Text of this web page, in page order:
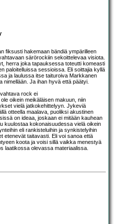
fiksusti hakemaan bändiä ympärilleen
särörockiin sekoittelevaa visiota.
herra joka tapauksessa toteutti komeasti
paloitelluissa sessioissa. Eli soittajia kyllä
ja laulussa itse taituroiva Markkanen
nimellään. Ja ihan hyvä että päätyi.
rock ei
oikein meikäläisen makuun, niin
vielä jatkokehittelyyn. Jykeviä
otteella maalava, puoliksi akustinen
on ideaa, joskaan ei mitään kauhean
kuulostaa kokonaisuudessa vielä oikein
eli rankisteluihin ja synkistelyihin
etenevät taitavasti. Eli voi sanoa että
koota ja voisi sillä vaikka menestyä
laatikossa olevassa materiaalissa.